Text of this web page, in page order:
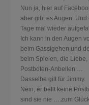
Nun ja, hier auf
aber gibt es Augen.
Tage mal wieder
Ich kann in den Augen
beim Gassigehen und
beim Spielen, die
Postboten-Anbellen …
Dasselbe gilt für Jimmy.
Nein, er bellt keine
sind sie nie ….zum